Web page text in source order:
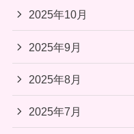
2025年10月
2025年9月
2025年8月
2025年7月